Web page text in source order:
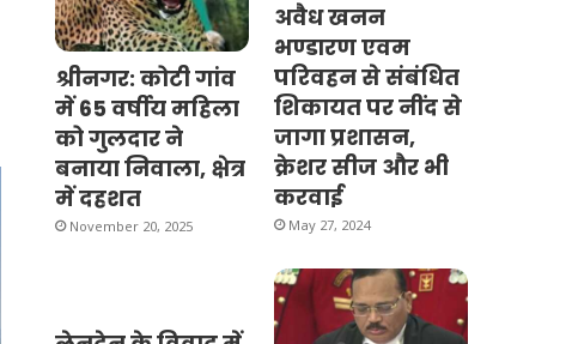
श्रीनगर: कोटी गांव
में 65 वर्षीय महिला
को गुलदार ने
बनाया निवाला, क्षेत्र
में दहशत
November 20, 2025
अवैध खनन
भण्डारण एवम
परिवहन से संबंधित
शिकायत पर नींद से
जागा प्रशासन,
क्रेशर सीज और भी
करवाई
May 27, 2024